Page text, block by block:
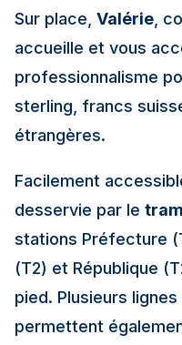
Sur place, Valérie ,
accueille et vous
professionnalisme
sterling, francs
étrangères.
Facilement
desservie par le
stations Préfecture
(T2) et République
pied. Plusieurs lignes
permettent